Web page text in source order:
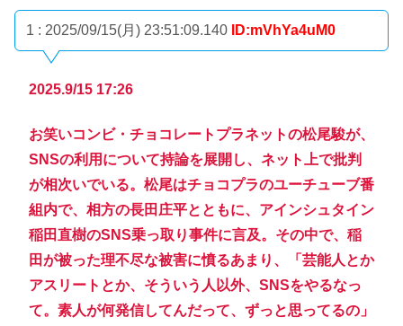
1 : 2025/09/15(月) 23:51:09.140 ID:mVhYa4uM0
2025.9/15 17:26
お笑いコンビ・チョコレートプラネットの松尾駿が、
SNSの利用について持論を展開し、ネット上で批判
が相次いでいる。松尾はチョコプラのユーチューブ番
組内で、相方の長田庄平とともに、アインシュタイン
稲田直樹のSNS乗っ取り事件に言及。その中で、稲
田が被った理不尽な被害に憤るあまり、「芸能人とか
アスリートとか、そういう人以外、SNSをやるなっ
て。素人が何発信してんだって、ずっと思ってるの」